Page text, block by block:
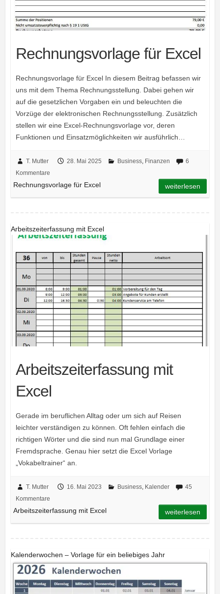
Rechnungsvorlage für Excel
Rechnungsvorlage für Excel In diesem Beitrag befassen wir
uns mit dem Thema Rechnungsstellung. Dabei gehen wir
auf die gesetzlichen Vorgaben ein und beleuchten die
Vorzüge der elektronischen Rechnungsstellung. Zusätzlich
stellen wir eine Excel-Rechnungsvorlage vor, deren
Funktionen und Einsatzmöglichkeiten wir ausführlich…
T. Mutter 28. Mai 2025 Business, Finanzen
6
Kommentare
Rechnungsvorlage für Excel weiterlesen
Arbeitszeiterfassung mit Excel
Arbeitszeiterfassung mit
Excel
Gerade im beruflichen Alltag oder um sich auf Reisen
leichter verständigen zu können. Oft fehlen einfach die
richtigen Wörter und die sind nun mal Grundlage einer
Fremdsprache. Genau hier setzt die Excel Vorlage
„Vokabeltrainer“ an.
T. Mutter 16. Mai 2023 Business, Kalender
45
Kommentare
Arbeitszeiterfassung mit Excel weiterlesen
Kalenderwochen – Vorlage für ein beliebiges Jahr